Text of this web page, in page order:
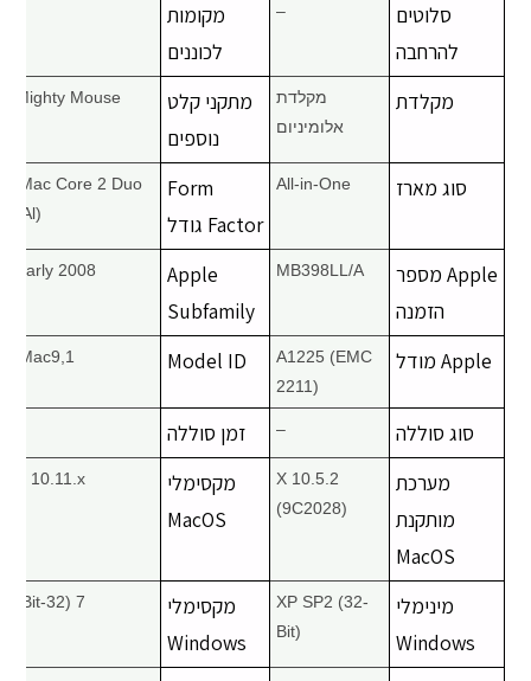
סלוטים
להרחבה
–
מקומות
לכוננים
מקלדת
מקלדת
אלומיניום
מתקני קלט
נוספים
Mighty Mouse
סוג מארז All-in-One
Form
Factor גודל
iMac Core 2 Duo
(Al)
Apple מספר
הזמנה
MB398LL/A
Apple
Subfamily
Early 2008
Apple מודל
A1225 (EMC
2211)
Model ID
iMac9,1
סוג סוללה – זמן סוללה
מערכת
מותקנת
MacOS
X 10.5.2
(9C2028)
מקסימלי
MacOS
X 10.11.x
מינימלי
Windows
XP SP2 (32-
Bit)
מקסימלי
Windows
7 (32-Bit)